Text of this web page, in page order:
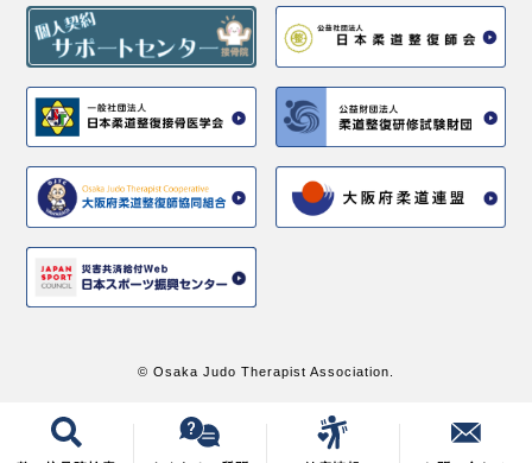
© Osaka Judo Therapist Association.